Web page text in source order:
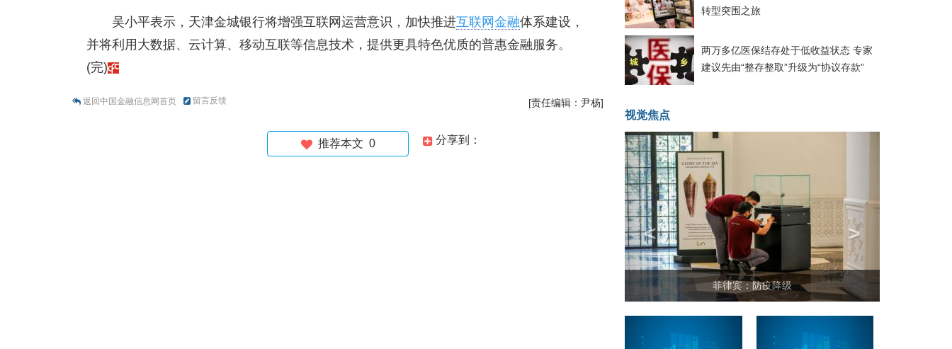
吴小平表示，天津金城银行将增强互联网运营意识，加快推进互联网金融体系建设，
并将利用大数据、云计算、移动互联等信息技术，提供更具特色优质的普惠金融服务。
(完)
返回中国金融信息网首页 留言反馈 [责任编辑：尹杨]
分享到：
推荐本文 0
转型突围之旅
两万多亿医保结存处于低收益状态 专家
建议先由“整存整取”升级为“协议存款”
视觉焦点
菲律宾：防疫降级
< >